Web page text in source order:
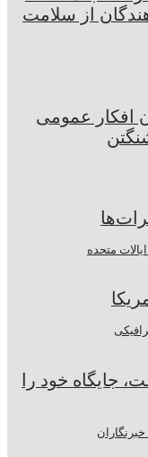
از سلامت
افکار عمومی
جایگاه خود را